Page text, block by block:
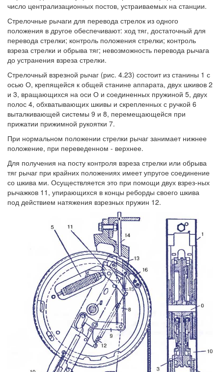
число централизационных постов, устраиваемых на станции.
Стрелочные рычаги для перевода стрелок из одного
положения в другое обеспечивают: ход тяг, достаточный для
перевода стрелки; контроль положения стрелки; контроль
взреза стрелки и обрыва тяг; невозможность перевода рычага
до устранения взреза стрелки.
Стрелочный взрезной рычаг (рис. 4.23) состоит из станины 1 с
осью О, крепящейся к общей станине аппарата, двух шкивов 2
и 3, вращающихся на оси О и соединенных пружиной 5, двух
полос 4, обхватывающих шкивы и скрепленных с ручкой 6
выталкивающей системы 9 и 8, перемещающейся при
прижатии прижимной рукоятки 7.
При нормальном положении стрелки рычаг занимает нижнее
положение, при переведенном - верхнее.
Для получения на посту контроля взреза стрелки или обрыва
тяг рычаг при крайних положениях имеет упругое соединение
со шкива ми. Осуществляется это при помощи двух взрез-ных
рычажков 11, упирающихся в концы реборды своего шкива
под действием натяжения взрезных пружин 12.